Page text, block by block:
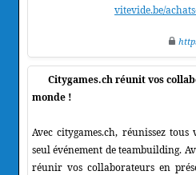
vitevide.be/
Citygames.ch réunit vos
monde !
Avec citygames.ch, réunissez
seul événement de teambuilding.
réunir vos collaborateurs en